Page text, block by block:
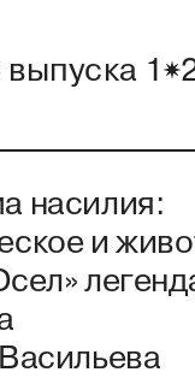
1
насилия:
и